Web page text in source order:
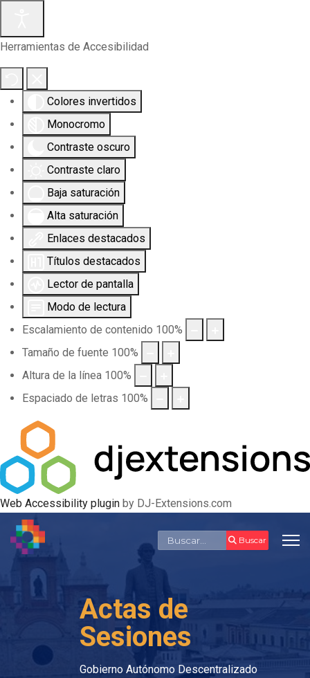
Herramientas de Accesibilidad
Colores invertidos
Monocromo
Contraste oscuro
Contraste claro
Baja saturación
Alta saturación
Enlaces destacados
Títulos destacados
Lector de pantalla
Modo de lectura
Escalamiento de contenido 100%
Tamaño de fuente 100%
Altura de la línea 100%
Espaciado de letras 100%
Web Accessibility plugin by DJ-Extensions.com
Buscar Buscar
Actas de
Sesiones
Gobierno Autónomo Descentralizado